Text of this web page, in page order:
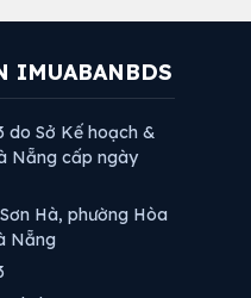
IMUABANBDS
do Sở Kế hoạch &
Nẵng cấp ngày
Hà, phường Hòa
Nẵng